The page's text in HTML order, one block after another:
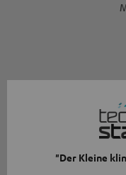
"Der Kleine